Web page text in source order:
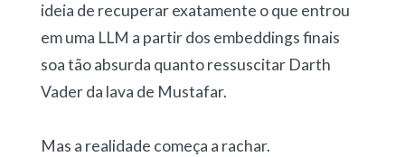
ideia de recuperar exatamente o que entrou
em uma LLM a partir dos embeddings finais
soa tão absurda quanto ressuscitar Darth
Vader da lava de Mustafar.
Mas a realidade começa a rachar.